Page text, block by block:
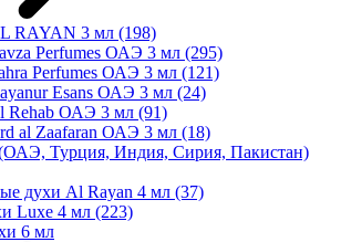
RAYAN 3 мл (198)
Perfumes ОАЭ 3 мл (295)
Perfumes ОАЭ 3 мл (121)
Esans ОАЭ 3 мл (24)
Rehab ОАЭ 3 мл (91)
al Zaafaran ОАЭ 3 мл (18)
Турция, Индия, Сирия, Пакистан)
духи Al Rayan 4 мл (37)
Luxe 4 мл (223)
6 мл